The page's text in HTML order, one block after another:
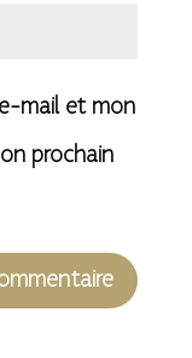
mail et mon
prochain